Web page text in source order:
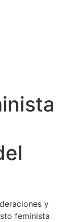
y
feminista